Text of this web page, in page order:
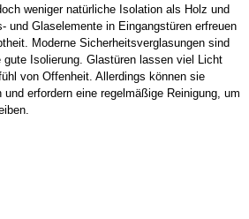
weniger natürliche Isolation als Holz und
und Glaselemente in Eingangstüren erfreuen
Moderne Sicherheitsverglasungen sind
gute Isolierung. Glastüren lassen viel Licht
von Offenheit. Allerdings können sie
erfordern eine regelmäßige Reinigung, um